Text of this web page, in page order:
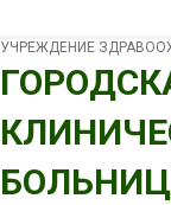
УЧРЕЖДЕНИЕ